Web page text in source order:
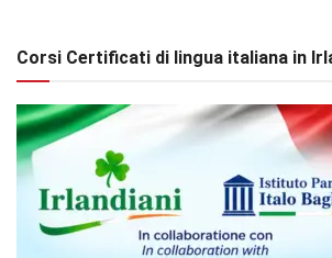
Corsi Certificati di lingua italiana in